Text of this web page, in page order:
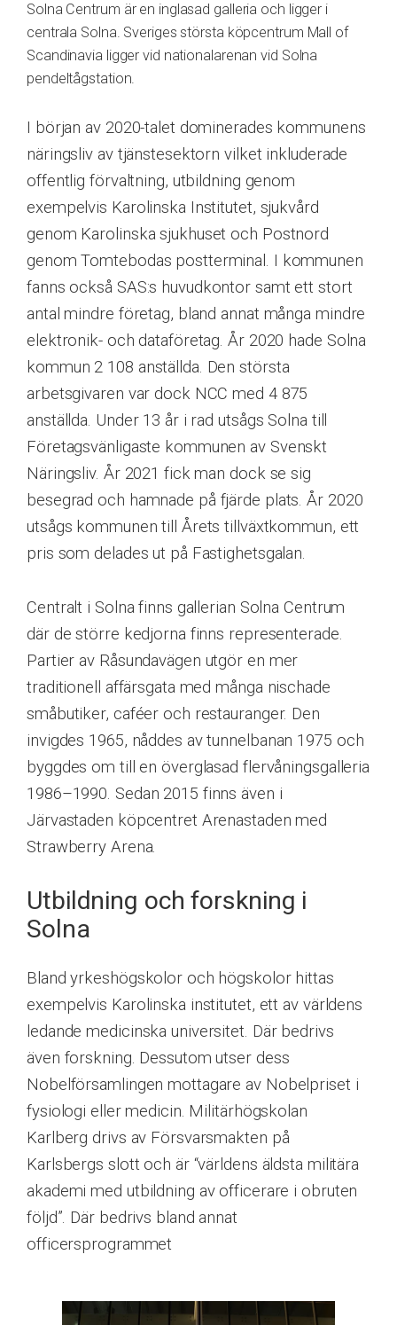
Solna Centrum är en inglasad galleria och ligger i
centrala Solna. Sveriges största köpcentrum Mall of
Scandinavia ligger vid nationalarenan vid Solna
pendeltågstation.
I början av 2020-talet dominerades kommunens
näringsliv av tjänstesektorn vilket inkluderade
offentlig förvaltning, utbildning genom
exempelvis Karolinska Institutet, sjukvård
genom Karolinska sjukhuset och Postnord
genom Tomtebodas postterminal. I kommunen
fanns också SAS:s huvudkontor samt ett stort
antal mindre företag, bland annat många mindre
elektronik- och dataföretag. År 2020 hade Solna
kommun 2 108 anställda. Den största
arbetsgivaren var dock NCC med 4 875
anställda. Under 13 år i rad utsågs Solna till
Företagsvänligaste kommunen av Svenskt
Näringsliv. År 2021 fick man dock se sig
besegrad och hamnade på fjärde plats. År 2020
utsågs kommunen till Årets tillväxtkommun, ett
pris som delades ut på Fastighetsgalan.
Centralt i Solna finns gallerian Solna Centrum
där de större kedjorna finns representerade.
Partier av Råsundavägen utgör en mer
traditionell affärsgata med många nischade
småbutiker, caféer och restauranger. Den
invigdes 1965, nåddes av tunnelbanan 1975 och
byggdes om till en överglasad flervåningsgalleria
1986–1990. Sedan 2015 finns även i
Järvastaden köpcentret Arenastaden med
Strawberry Arena.
Utbildning och forskning i
Solna
Bland yrkeshögskolor och högskolor hittas
exempelvis Karolinska institutet, ett av världens
ledande medicinska universitet. Där bedrivs
även forskning. Dessutom utser dess
Nobelförsamlingen mottagare av Nobelpriset i
fysiologi eller medicin. Militärhögskolan
Karlberg drivs av Försvarsmakten på
Karlsbergs slott och är “världens äldsta militära
akademi med utbildning av officerare i obruten
följd”. Där bedrivs bland annat
officersprogrammet